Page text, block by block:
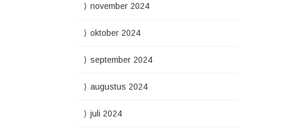
november 2024
oktober 2024
september 2024
augustus 2024
juli 2024